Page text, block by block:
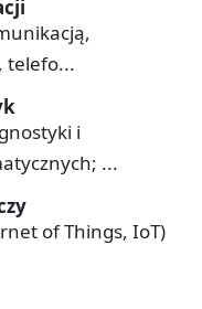
telefo...
i
...
of Things, IoT)